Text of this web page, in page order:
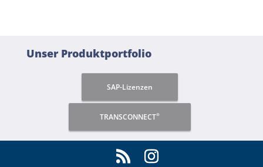
Unser Produktportfolio
SAP-Lizenzen
TRANSCONNECT®